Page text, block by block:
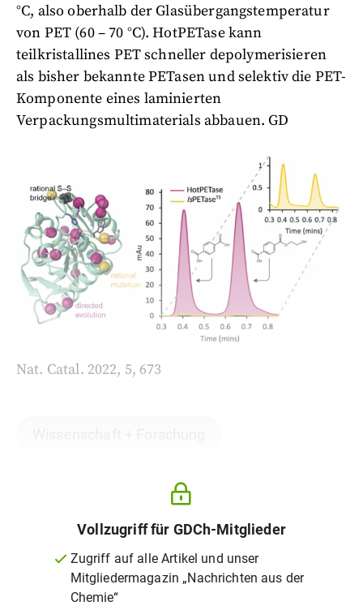
°C, also oberhalb der Glasübergangstemperatur
von PET (60 – 70 °C). HotPETase kann
teilkristallines PET schneller depolymerisieren
als bisher bekannte PETasen und selektiv die PET-
Komponente eines laminierten
Verpackungsmultimaterials abbauen. GD
Nat. Catal. 2022, 5, 673
Vollzugriff für GDCh-Mitglieder
Zugriff auf alle Artikel und unser
Mitgliedermagazin „Nachrichten aus der
Chemie“